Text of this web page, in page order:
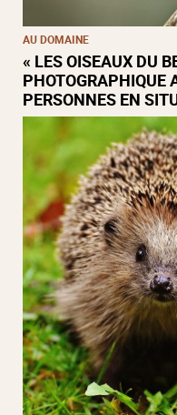
AU DOMAINE
« LES OISEAUX DU
PHOTOGRAPHIQUE
PERSONNES EN